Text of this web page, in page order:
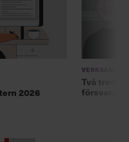
2026
Två
försvann